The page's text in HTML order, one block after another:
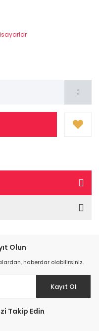
Olun
haberdar olabilirsiniz.
Kayıt Ol
Takip Edin